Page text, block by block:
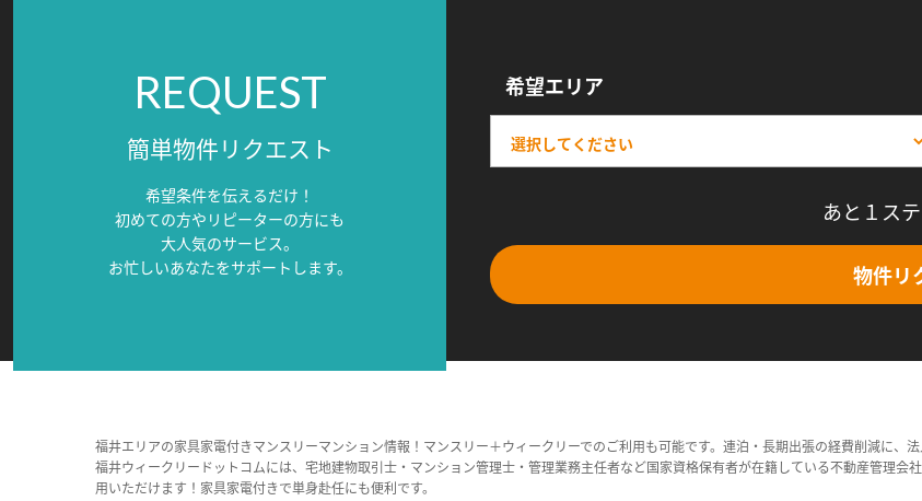
REQUEST
簡単物件リクエスト
希望条件を伝えるだけ！
初めての方やリピーターの方にも
大人気のサービス。
お忙しいあなたをサポートします。
希望エリア
あと１ス
物件リ
福井エリアの家具家電付きマンスリーマンション情報！マンスリー＋ウィークリーでのご利用も可能です。連泊・長期出張の経費削減に、法
福井ウィークリードットコムには、宅地建物取引士・マンション管理士・管理業務主任者など国家資格保有者が在籍している不動産管理会
用いただけます！家具家電付きで単身赴任にも便利です。